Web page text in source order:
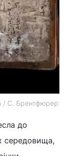
/ С. Брентфюрер
до
середовища,